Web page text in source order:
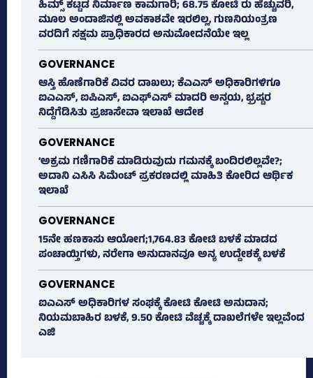
ಹಿಮ್ಸ್‌ ಕಟ್ಟಡ ನಿರ್ಮಾಣ ಕಾಮಗಾರಿ; 68.75 ಕೋಟಿ ರು ಹೆಚ್ಚುವರಿ,
ಮೂಲ ಅಂದಾಜಿನಲ್ಲಿ ಅವಕಾಶವೇ ಇರಲಿಲ್ಲ, ಗುಣನಿಯಂತ್ರಣ
ವರದಿಗೆ ಸಕ್ಷಮ ಪ್ರಾಧಿಕಾರದ ಅನುಮೋದನೆಯೇ ಇಲ್ಲ
GOVERNANCE
ಆಸ್ತಿ ಹೊಣೆಗಾರಿಕೆ ವಿವರ ದಾಖಲು; ಕೆಎಎಸ್ ಅಧಿಕಾರಿಗಳಿಗೂ
ಐಎಎಸ್‌, ಐಪಿಎಸ್‌, ಐಎಫ್‌ಎಸ್‌ ಮಾದರಿ ಅನ್ವಯ, ಭ್ರಷ್ಟರ
ನಿದ್ದೆಗೆಡಿಸಿತು ಪ್ರಜಾಸೇವಾ ಇಲಾಖೆ ಆದೇಶ
GOVERNANCE
‘ಅಕ್ರಮ ಗಣಿಗಾರಿಕೆ ಮಾಡಿರುವುದು ಗಮನಕ್ಕೆ ಬಂದಿರಲಿಲ್ಲವೇ?;
ಅದಾನಿ ಎಸಿಸಿ ಸಿಮೆಂಟ್ ಪ್ರಕರಣದಲ್ಲಿ ಮಾಹಿತಿ ಕೋರಿದ ಆರ್ಥಿಕ
ಇಲಾಖೆ
GOVERNANCE
15ನೇ ಹಣಕಾಸು ಆಯೋಗ;1,764.83 ಕೋಟಿ ಬಳಕೆ ಮಾಡದ
ಪಂಚಾಯ್ತಿಗಳು, ನರೇಗಾ ಅನುದಾನವೂ ಅನ್ಯ ಉದ್ದೇಶಕ್ಕೆ ಬಳಕೆ
GOVERNANCE
ಐಎಎಸ್‌ ಅಧಿಕಾರಿಗಳ ಸಂಘಕ್ಕೆ ಕೋಟಿ ಕೋಟಿ ಅನುದಾನ;
ನಿಯಮಬಾಹಿರ ಬಳಕೆ, 9.50 ಕೋಟಿ ವೆಚ್ಚಕ್ಕೆ ದಾಖಲೆಗಳೇ ಇಲ್ಲವೆಂದ
ಎಜಿ